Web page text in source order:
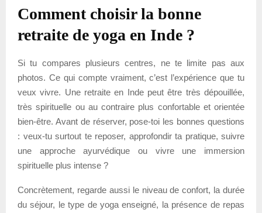
Comment choisir la bonne
retraite de yoga en Inde ?
Si tu compares plusieurs centres, ne te limite pas aux
photos. Ce qui compte vraiment, c’est l’expérience que tu
veux vivre. Une retraite en Inde peut être très dépouillée,
très spirituelle ou au contraire plus confortable et orientée
bien-être. Avant de réserver, pose-toi les bonnes questions
: veux-tu surtout te reposer, approfondir ta pratique, suivre
une approche ayurvédique ou vivre une immersion
spirituelle plus intense ?
Concrètement, regarde aussi le niveau de confort, la durée
du séjour, le type de yoga enseigné, la présence de repas